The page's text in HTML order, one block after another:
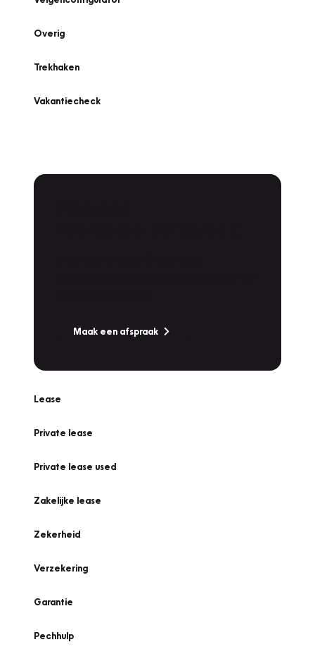
Overig
Trekhaken
Vakantiecheck
Maak een afspraak
Lease
Private lease
Private lease used
Zakelijke lease
Zekerheid
Verzekering
Garantie
Pechhulp